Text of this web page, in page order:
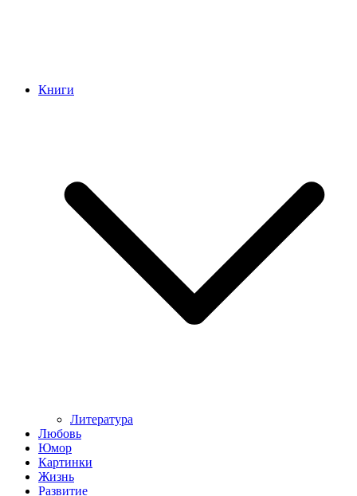
Книги
Литература
Любовь
Юмор
Картинки
Жизнь
Развитие